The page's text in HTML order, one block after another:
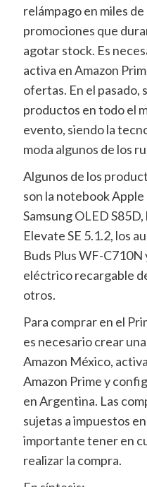
relámpago en miles
promociones que
agotar stock. Es
activa en Amazon
ofertas. En el pasado,
productos en todo el
evento, siendo la
moda algunos de los
Algunos de los
son la notebook
Samsung OLED
Elevate SE 5.1.2, los
Buds Plus WF-
eléctrico recargable
otros.
Para comprar en el
es necesario crear
Amazon México,
Amazon Prime y
en Argentina. Las
sujetas a impuestos
importante tener en
realizar la compra.